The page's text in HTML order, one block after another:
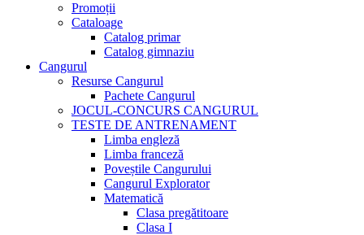
Promoții
Cataloage
Catalog primar
Catalog gimnaziu
Cangurul
Resurse Cangurul
Pachete Cangurul
JOCUL-CONCURS CANGURUL
TESTE DE ANTRENAMENT
Limba engleză
Limba franceză
Poveștile Cangurului
Cangurul Explorator
Matematică
Clasa pregătitoare
Clasa I